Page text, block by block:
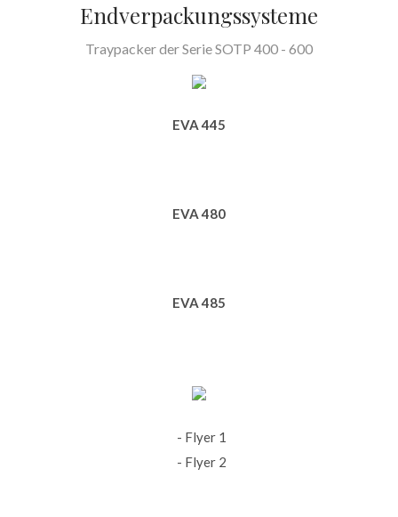
Endverpackungssysteme
Traypacker der Serie SOTP 400 - 600
EVA 445
EVA 480
EVA 485
- Flyer 1
- Flyer 2